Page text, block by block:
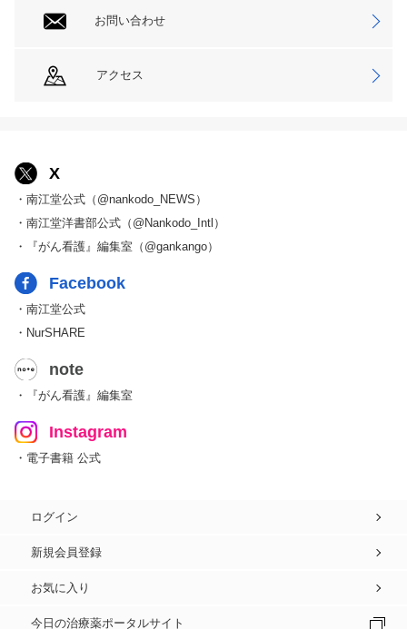
お問い合わせ
アクセス
X
・南江堂公式（@nankodo_NEWS）
・南江堂洋書部公式（@Nankodo_Intl）
・『がん看護』編集室（@gankango）
Facebook
・南江堂公式
・NurSHARE
note
・『がん看護』編集室
Instagram
・電子書籍 公式
ログイン
新規会員登録
お気に入り
今日の治療薬ポータルサイト